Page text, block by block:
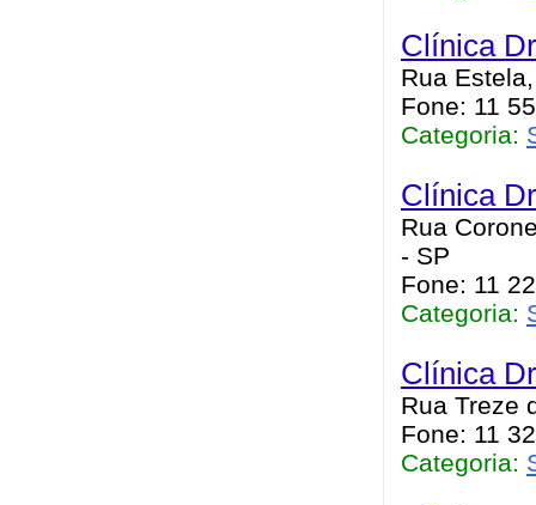
Clínica
Rua
Fone: 11
Categoria:
Clínica
Rua
- SP
Fone: 11
Categoria:
Clínica
Rua Treze
Fone: 11
Categoria: